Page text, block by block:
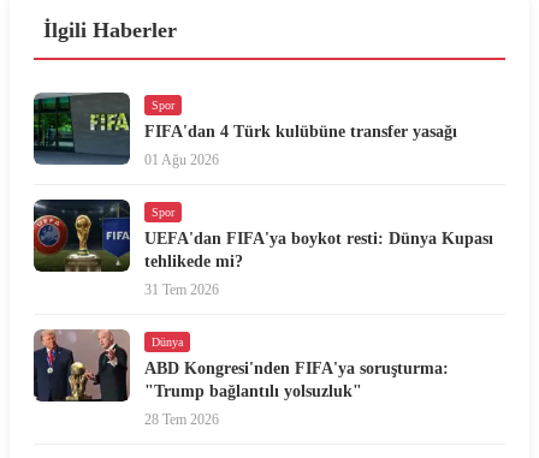
İlgili Haberler
Spor
FIFA'dan 4 Türk kulübüne transfer yasağı
01 Ağu 2026
Spor
UEFA'dan FIFA'ya boykot resti: Dünya Kupası
tehlikede mi?
31 Tem 2026
Dünya
ABD Kongresi'nden FIFA'ya soruşturma:
"Trump bağlantılı yolsuzluk"
28 Tem 2026